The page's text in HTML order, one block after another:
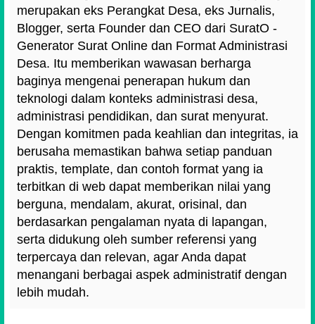
merupakan eks Perangkat Desa, eks Jurnalis,
Blogger, serta Founder dan CEO dari SuratO -
Generator Surat Online dan Format Administrasi
Desa. Itu memberikan wawasan berharga
baginya mengenai penerapan hukum dan
teknologi dalam konteks administrasi desa,
administrasi pendidikan, dan surat menyurat.
Dengan komitmen pada keahlian dan integritas, ia
berusaha memastikan bahwa setiap panduan
praktis, template, dan contoh format yang ia
terbitkan di web dapat memberikan nilai yang
berguna, mendalam, akurat, orisinal, dan
berdasarkan pengalaman nyata di lapangan,
serta didukung oleh sumber referensi yang
terpercaya dan relevan, agar Anda dapat
menangani berbagai aspek administratif dengan
lebih mudah.